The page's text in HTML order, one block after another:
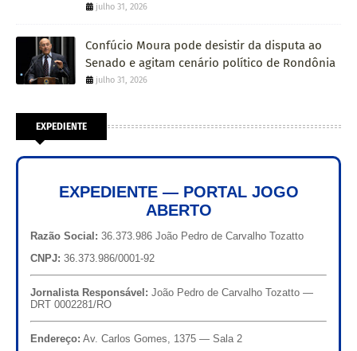
julho 31, 2026
Confúcio Moura pode desistir da disputa ao
Senado e agitam cenário político de Rondônia
julho 31, 2026
EXPEDIENTE
EXPEDIENTE — PORTAL JOGO
ABERTO
Razão Social: 36.373.986 João Pedro de Carvalho Tozatto
CNPJ: 36.373.986/0001-92
Jornalista Responsável: João Pedro de Carvalho Tozatto —
DRT 0002281/RO
Endereço: Av. Carlos Gomes, 1375 — Sala 2